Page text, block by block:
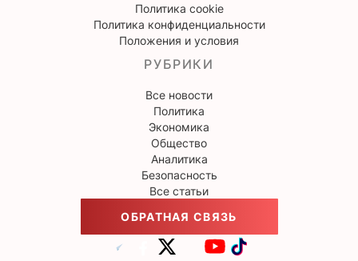
Политика cookie
Политика конфиденциальности
Положения и условия
РУБРИКИ
Все новости
Политика
Экономика
Общество
Аналитика
Безопасность
Все статьи
ОБРАТНАЯ СВЯЗЬ